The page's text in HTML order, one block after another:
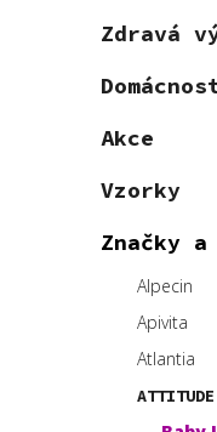
l
Zdravá
Akce
Vzorky
Značky
Alpecin
Apivita
Atlantia
ATTITUDE